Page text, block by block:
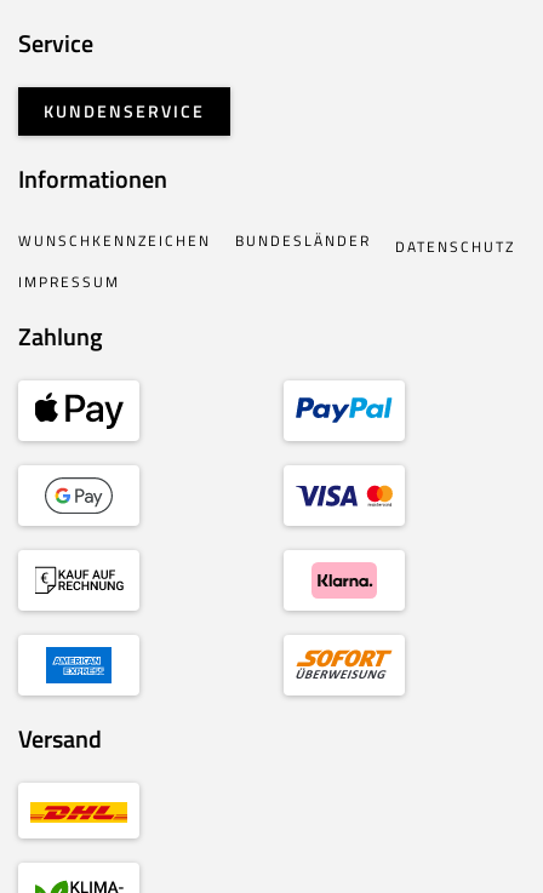
Service
KUNDENSERVICE
Informationen
WUNSCHKENNZEICHEN BUNDESLÄNDER
DATENSCHUTZ
IMPRESSUM
Zahlung
Versand